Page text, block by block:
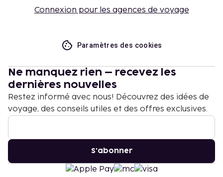
Connexion pour les agences de voyage
Paramètres des cookies
Ne manquez rien – recevez les
dernières nouvelles
Restez informé avec nous! Découvrez des idées de
voyage, des conseils utiles et des offres exclusives.
S'abonner